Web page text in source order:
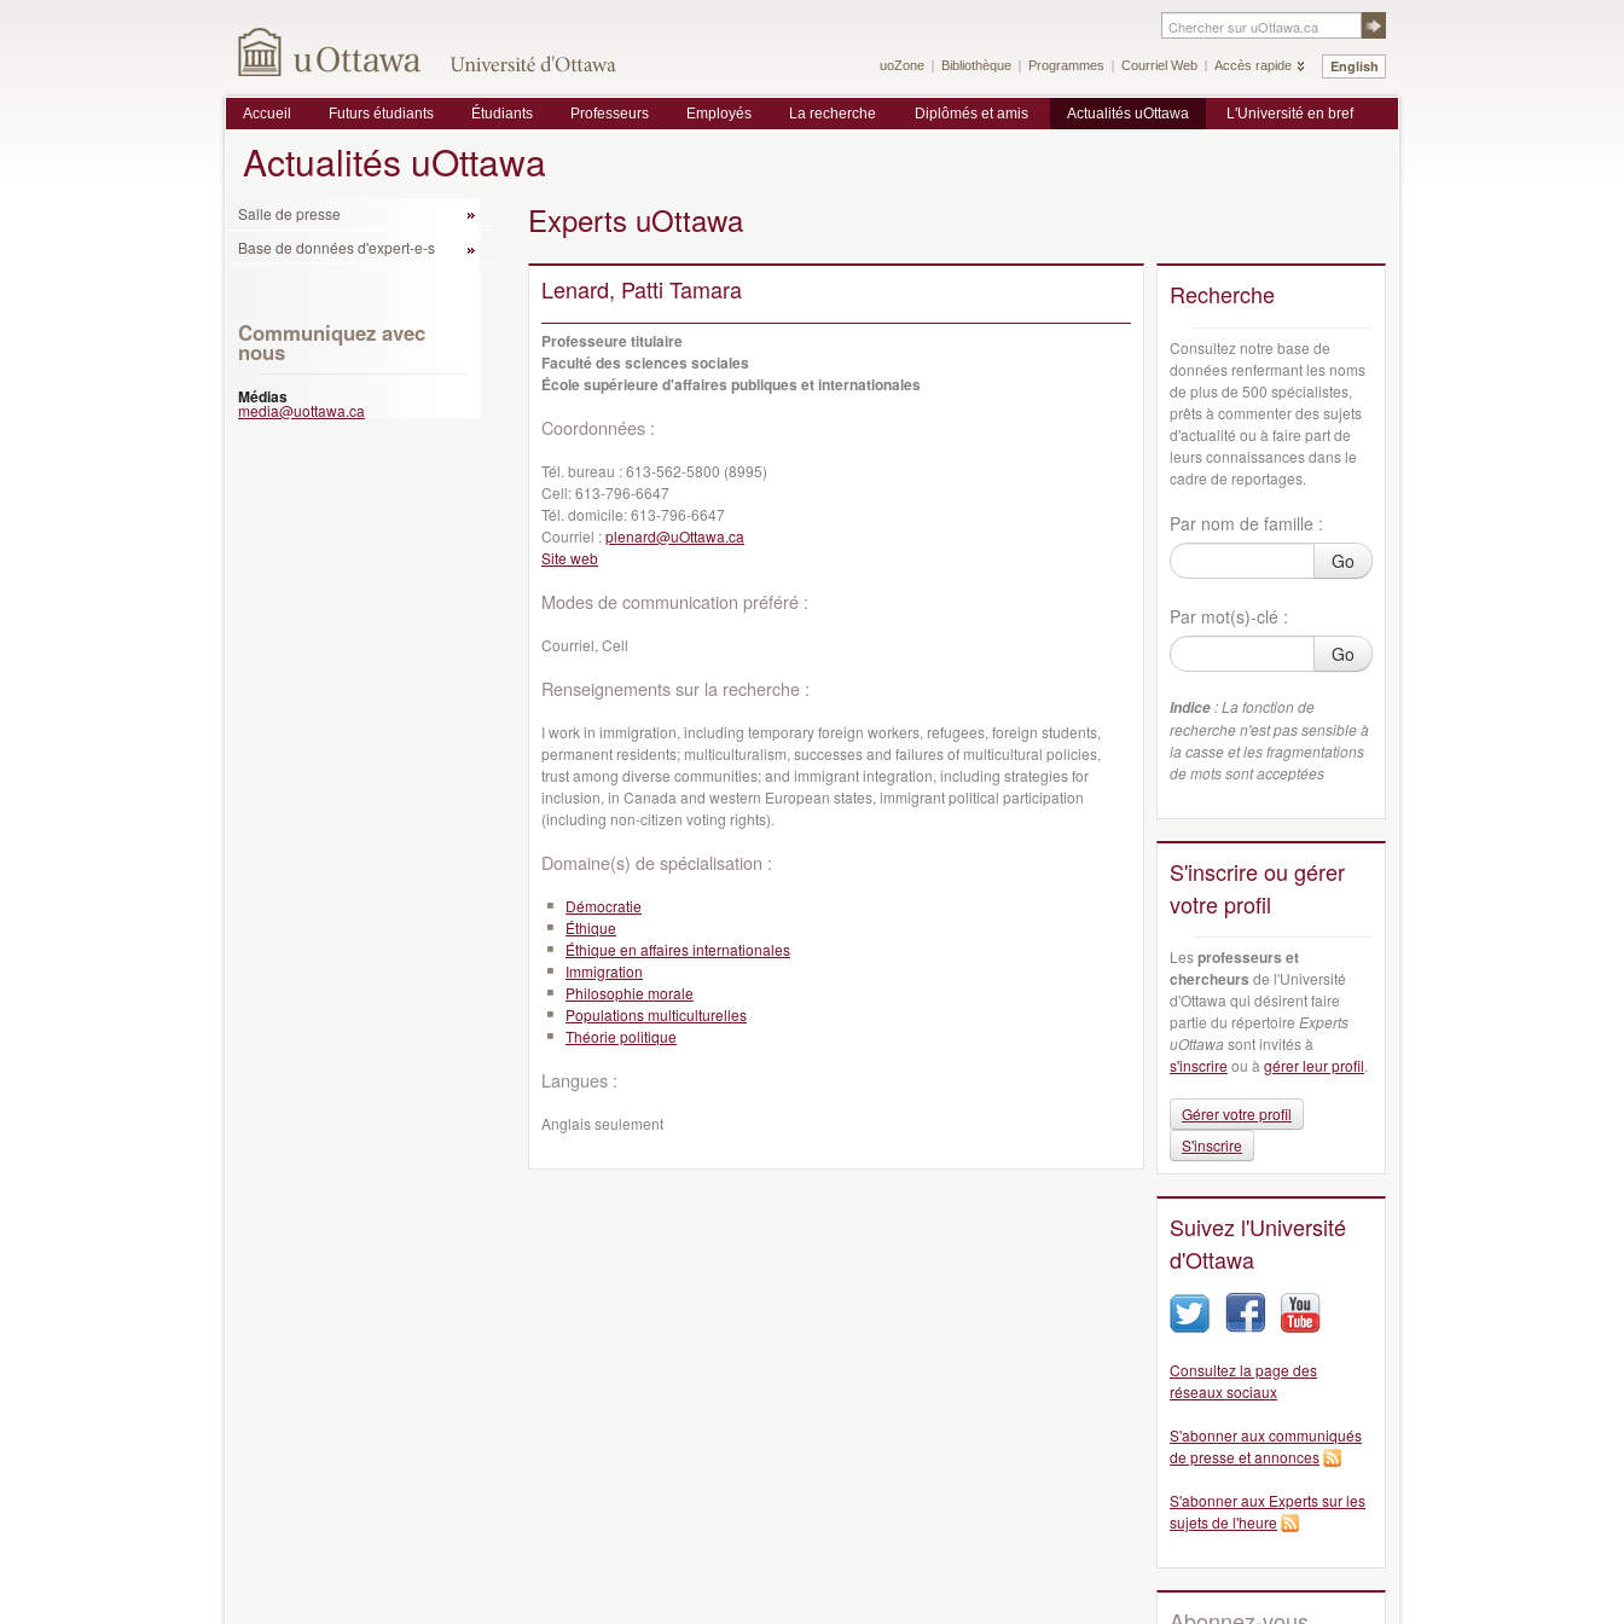
English
uoZone Bibliothèque Programmes Courriel Web Accès rapide
Accueil Futurs étudiants Étudiants Professeurs Employés La recherche Diplômés et amis Actualités uOttawa L'Université en bref
Actualités uOttawa
Salle de presse
Base de données d'expert-e-s
Communiquez avec
nous
Médias
media@uottawa.ca
Experts uOttawa
Lenard, Patti Tamara
Professeure titulaire
Faculté des sciences sociales
École supérieure d'affaires publiques et internationales
Coordonnées :
Tél. bureau :613-562-5800 (8995)
Cell:613-796-6647
Tél. domicile:613-796-6647
Courriel :plenard@uOttawa.ca
Site web
Modes de communication préféré :
Courriel, Cell
Renseignements sur la recherche :
I work in immigration, including temporary foreign workers, refugees, foreign students,
permanent residents; multiculturalism, successes and failures of multicultural policies,
trust among diverse communities; and immigrant integration, including strategies for
inclusion, in Canada and western European states, immigrant political participation
(including non-citizen voting rights).
Domaine(s) de spécialisation :
Démocratie
Éthique
Éthique en affaires internationales
Immigration
Philosophie morale
Populations multiculturelles
Théorie politique
Langues :
Anglais seulement
Recherche
Consultez notre base de
données renfermant les noms
de plus de 500 spécialistes,
prêts à commenter des sujets
d'actualité ou à faire part de
leurs connaissances dans le
cadre de reportages.
Par nom de famille :
Go
Par mot(s)-clé :
Go
Indice : La fonction de
recherche n'est pas sensible à
la casse et les fragmentations
de mots sont acceptées
S'inscrire ou gérer
votre profil
Lesprofesseurs et
chercheurs de l'Université
d'Ottawa qui désirent faire
partie du répertoire Experts
uOttawa sont invités à
s'inscrireou à gérer leur profil.
Gérer votre profil
S'inscrire
Suivez l'Université
d'Ottawa
Consultez la page des
réseaux sociaux
S'abonner aux communiqués
de presse et annonces
S'abonner aux Experts sur les
sujets de l'heure